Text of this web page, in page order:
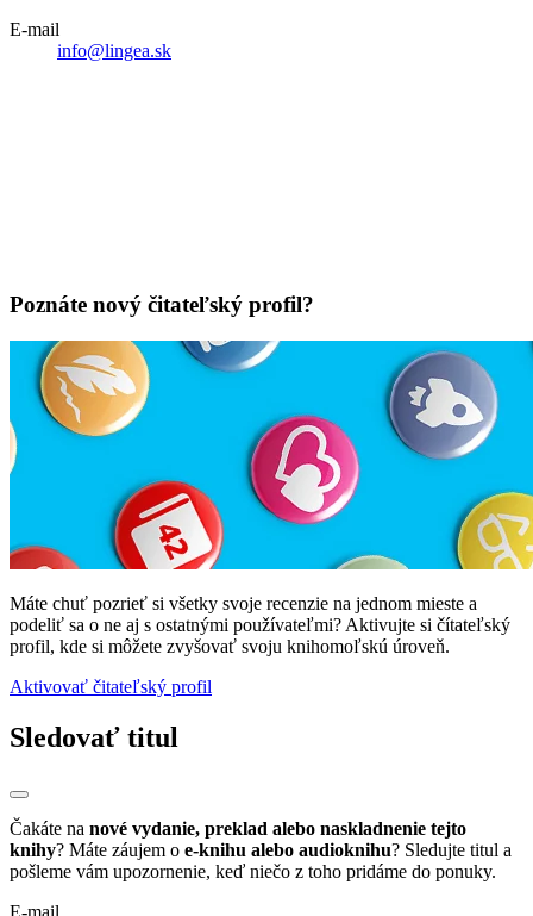
E-mail
info@lingea.sk
Poznáte nový čitateľský profil?
Máte chuť pozrieť si všetky svoje recenzie na jednom mieste a
podeliť sa o ne aj s ostatnými používateľmi? Aktivujte si čítateľský
profil, kde si môžete zvyšovať svoju knihomoľskú úroveň.
Aktivovať čitateľský profil
Sledovať titul
Čakáte na nové vydanie, preklad alebo naskladnenie tejto
knihy? Máte záujem o e-knihu alebo audioknihu? Sledujte titul a
pošleme vám upozornenie, keď niečo z toho pridáme do ponuky.
E-mail